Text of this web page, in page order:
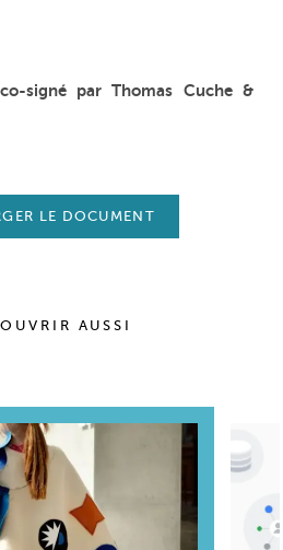
signé par Thomas Cuche &
LE DOCUMENT
AUSSI